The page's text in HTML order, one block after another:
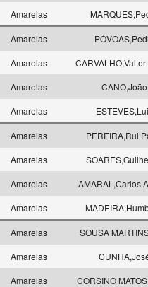
Amarelas
Amarelas
Amarelas
Amarelas
CANO,João
Amarelas
Amarelas
PEREIRA,Rui
Amarelas
Amarelas
AMARAL,Carlos
Amarelas
Amarelas
SOUSA
Amarelas
Amarelas
CORSINO